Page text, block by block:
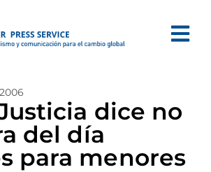
dice no
del día
para menores